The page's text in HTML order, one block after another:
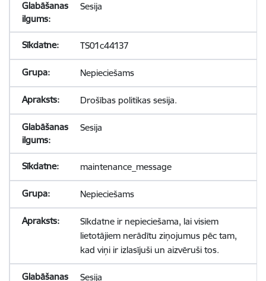
Sesija
TS01c44137
Nepieciešams
Drošības politikas sesija.
Sesija
maintenance_message
Nepieciešams
Sīkdatne ir nepieciešama, lai visiem
lietotājiem nerādītu ziņojumus pēc tam,
kad viņi ir izlasījuši un aizvēruši tos.
Sesija